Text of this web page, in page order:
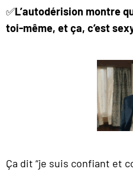
✅L’autodérision montre
toi-même, et ça, c’est
Ça dit “je suis confiant et